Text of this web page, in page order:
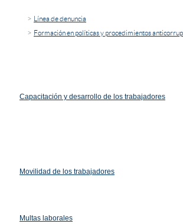
> Línea de denuncia
> Formación en políticas y procedimientos
Capacitación y desarrollo de los trabajadores
Movilidad de los trabajadores
Multas laborales